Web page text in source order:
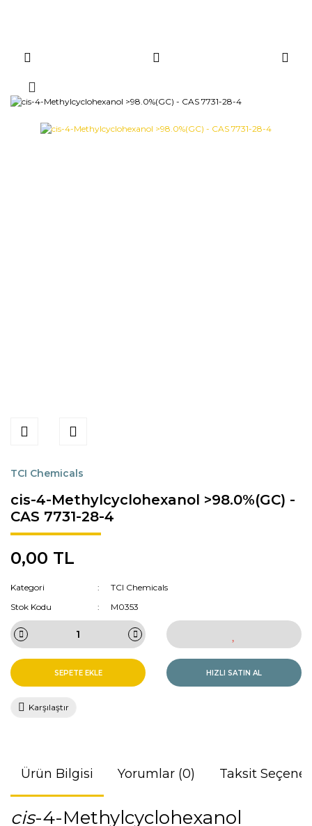
TCI Chemicals
cis-4-Methylcyclohexanol >98.0%(GC) -
CAS 7731-28-4
0,00 TL
Kategori
TCI Chemicals
Stok Kodu
M0353
SEPETE EKLE HIZLI SATIN AL
Karşılaştır
Ürün Bilgisi Yorumlar (0) Taksit
cis-4-Methylcyclohexanol